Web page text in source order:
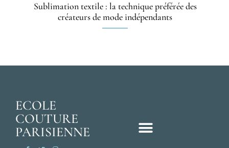
Sublimation textile : la technique préférée des
créateurs de mode indépendants
ECOLE
COUTURE
PARISIENNE